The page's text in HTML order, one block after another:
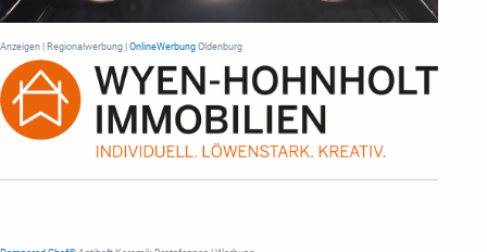
Anzeigen | Regionalwerbung | OnlineWerbung Oldenburg